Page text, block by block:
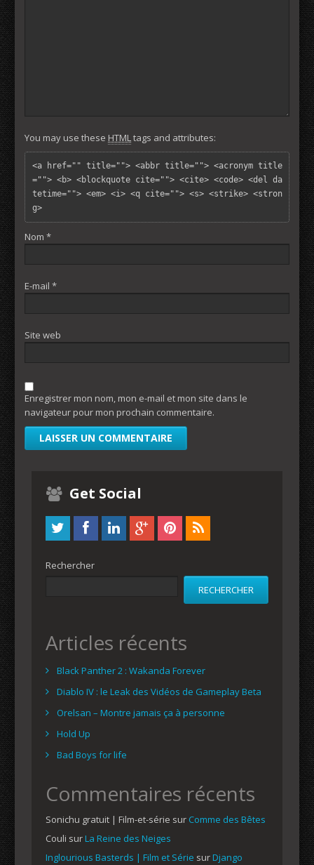
You may use these HTMLtags and attributes:
<a href="" title=""> <abbr title=""> <acronym title
=""> <b> <blockquote cite=""> <cite> <code> <del da
tetime=""> <em> <i> <q cite=""> <s> <strike> <stron
g>
Nom *
E-mail *
Site web
Enregistrer mon nom, mon e-mail et mon site dans le
navigateur pour mon prochain commentaire.
Get Social
Rechercher
RECHERCHER
Articles récents
Black Panther 2 : Wakanda Forever
Diablo IV : le Leak des Vidéos de Gameplay Beta
Orelsan – Montre jamais ça à personne
Hold Up
Bad Boys for life
Commentaires récents
Sonichu gratuit | Film-et-série sur Comme des Bêtes
Couli surLa Reine des Neiges
Inglourious Basterds | Film et Série surDjango